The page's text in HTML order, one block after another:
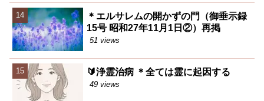
＊エルサレムの開かずの門（御垂示録
15号 昭和27年11月1日②）再掲
51 views
🔰浄霊治病 ＊全ては霊に起因する
49 views